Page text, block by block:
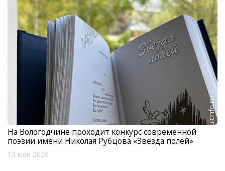
На Вологодчине проходит конкурс современной
поэзии имени Николая Рубцова «Звезда полей»
13 мая 2026